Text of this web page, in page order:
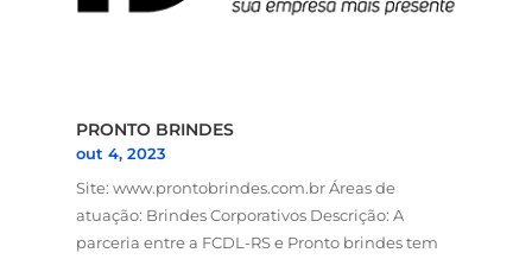
PRONTO BRINDES
out 4, 2023
Site: www.prontobrindes.com.br Áreas de
atuação: Brindes Corporativos Descrição: A
parceria entre a FCDL-RS e Pronto brindes tem